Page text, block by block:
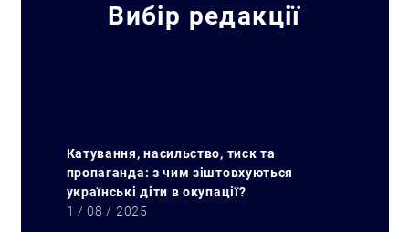
Вибір редакції
Катування, насильство, тиск та
пропаганда: з чим зіштовхуються
українські діти в окупації?
1 / 08 / 2025